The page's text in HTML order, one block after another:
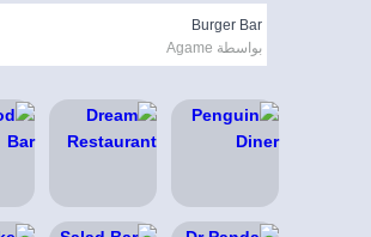
Burger Bar
بواسطة Agame